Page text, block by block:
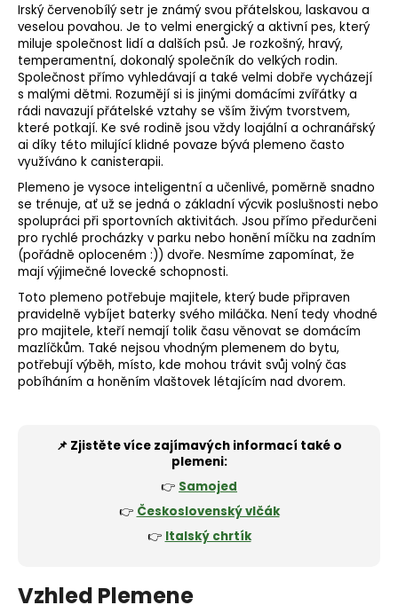
Irský červenobílý setr je známý svou přátelskou, laskavou a
veselou povahou. Je to velmi energický a aktivní pes, který
miluje společnost lidí a dalších psů. Je rozkošný, hravý,
temperamentní, dokonalý společník do velkých rodin.
Společnost přímo vyhledávají a také velmi dobře vycházejí
s malými dětmi. Rozumějí si is jinými domácími zvířátky a
rádi navazují přátelské vztahy se vším živým tvorstvem,
které potkají. Ke své rodině jsou vždy loajální a ochranářský
ai díky této milující klidné povaze bývá plemeno často
využíváno k canisterapii.
Plemeno je vysoce inteligentní a učenlivé, poměrně snadno
se trénuje, ať už se jedná o základní výcvik poslušnosti nebo
spolupráci při sportovních aktivitách. Jsou přímo předurčeni
pro rychlé procházky v parku nebo honění míčku na zadním
(pořádně oploceném :)) dvoře. Nesmíme zapomínat, že
mají výjimečné lovecké schopnosti.
Toto plemeno potřebuje majitele, který bude připraven
pravidelně vybíjet baterky svého miláčka. Není tedy vhodné
pro majitele, kteří nemají tolik času věnovat se domácím
mazlíčkům. Také nejsou vhodným plemenem do bytu,
potřebují výběh, místo, kde mohou trávit svůj volný čas
pobíháním a honěním vlaštovek létajícím nad dvorem.
📌 Zjistěte více zajímavých informací také o
plemeni:
👉 Samojed
👉 Československý vlčák
👉 Italský chrtík
Vzhled Plemene